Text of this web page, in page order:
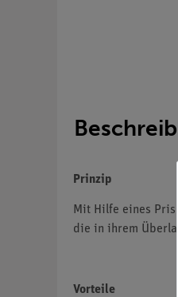
Prinzip
Mit Hilfe eines
die in ihrem
Vorteile